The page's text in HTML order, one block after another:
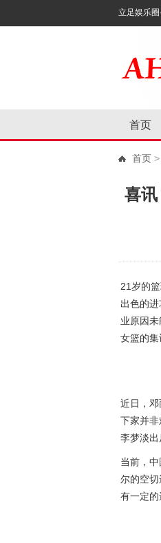
立足娱乐圈
首页
首页 >
喜
21岁的
出色的
业原因
女篮的集
近日，
下家并
李梦淡出
当前，
尔的空
有一定的